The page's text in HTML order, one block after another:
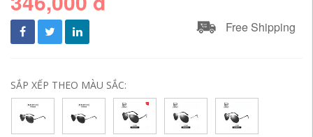
Free Shipping
SẮP XẾP THEO MÀU SẮC: